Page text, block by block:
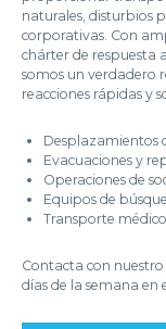
naturales, disturbios
corporativas. Con
chárter de respuesta
somos un verdadero
reacciones rápidas y
Desplazamientos
Evacuaciones y
Operaciones de
Equipos de
Transporte médico
Contacta con
días de la semana en